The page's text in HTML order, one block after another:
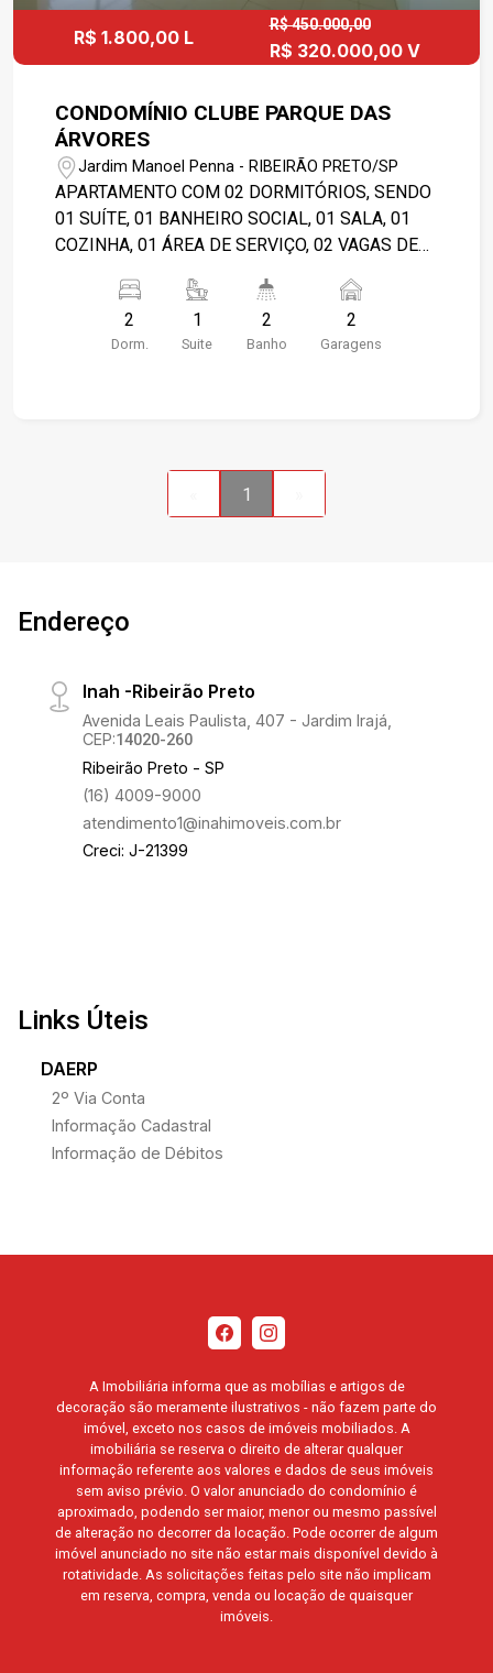
R$ 1.800,00 L
R$ 450.000,00
R$ 320.000,00 V
CONDOMÍNIO CLUBE PARQUE DAS
ÁRVORES
Jardim Manoel Penna - RIBEIRÃO PRETO/SP
APARTAMENTO COM 02 DORMITÓRIOS, SENDO
01 SUÍTE, 01 BANHEIRO SOCIAL, 01 SALA, 01
COZINHA, 01 ÁREA DE SERVIÇO, 02 VAGAS DE
HORAS E ÁREA DE LAZER COMPLETA.
2
Dorm.
1
Suite
2
Banho
2
Garagens
1
Endereço
Inah -Ribeirão Preto
Avenida Leais Paulista, 407 - Jardim Irajá,
CEP:14020-260
Ribeirão Preto - SP
(16) 4009-9000
atendimento1@inahimoveis.com.br
Creci: J-21399
Links Úteis
DAERP
2º Via Conta
Informação Cadastral
Informação de Débitos
A Imobiliária informa que as mobílias e artigos de
decoração são meramente ilustrativos - não fazem parte do
imóvel, exceto nos casos de imóveis mobiliados. A
imobiliária se reserva o direito de alterar qualquer
informação referente aos valores e dados de seus imóveis
sem aviso prévio. O valor anunciado do condomínio é
aproximado, podendo ser maior, menor ou mesmo passível
de alteração no decorrer da locação. Pode ocorrer de algum
imóvel anunciado no site não estar mais disponível devido à
rotatividade. As solicitações feitas pelo site não implicam
em reserva, compra, venda ou locação de quaisquer
imóveis.